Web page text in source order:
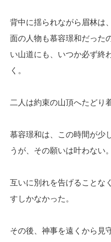
背中に揺られながら眉林は
面の人物も慕容璟和だった
い山道にも、いつか必ず終
く。
二人は約束の山頂へたどり
慕容璟和は、この時間が少
うが、その願いは叶わない。
互いに別れを告げることな
すしかなかった。
その後、神事を遠くから見